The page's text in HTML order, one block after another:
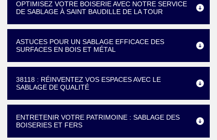
OPTIMISEZ VOTRE BOISERIE AVEC NOTRE SERVICE
DE SABLAGE À SAINT BAUDILLE DE LA TOUR
ASTUCES POUR UN SABLAGE EFFICACE DES
SURFACES EN BOIS ET MÉTAL
38118 : RÉINVENTEZ VOS ESPACES AVEC LE
SABLAGE DE QUALITÉ
ENTRETENIR VOTRE PATRIMOINE : SABLAGE DES
BOISERIES ET FERS